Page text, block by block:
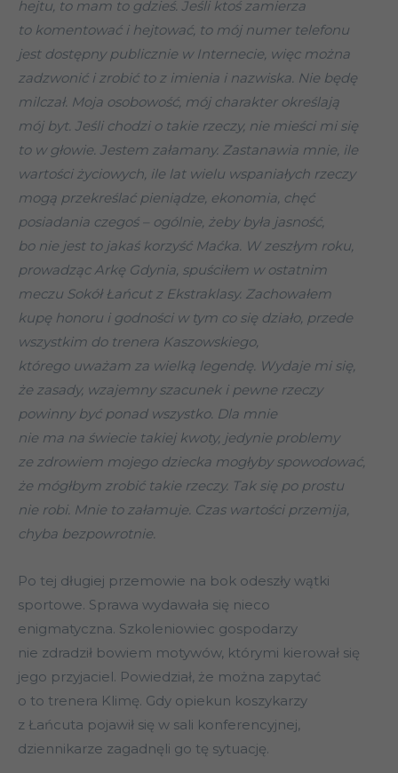
hejtu, to mam to gdzieś. Jeśli ktoś zamierza
to komentować i hejtować, to mój numer telefonu
jest dostępny publicznie w Internecie, więc można
zadzwonić i zrobić to z imienia i nazwiska. Nie będę
milczał. Moja osobowość, mój charakter określają
mój byt. Jeśli chodzi o takie rzeczy, nie mieści mi się
to w głowie. Jestem załamany. Zastanawia mnie, ile
wartości życiowych, ile lat wielu wspaniałych rzeczy
mogą przekreślać pieniądze, ekonomia, chęć
posiadania czegoś – ogólnie, żeby była jasność,
bo nie jest to jakaś korzyść Maćka. W zeszłym roku,
prowadząc Arkę Gdynia, spuściłem w ostatnim
meczu Sokół Łańcut z Ekstraklasy. Zachowałem
kupę honoru i godności w tym co się działo, przede
wszystkim do trenera Kaszowskiego,
którego uważam za wielką legendę. Wydaje mi się,
że zasady, wzajemny szacunek i pewne rzeczy
powinny być ponad wszystko. Dla mnie
nie ma na świecie takiej kwoty, jedynie problemy
ze zdrowiem mojego dziecka mogłyby spowodować,
że mógłbym zrobić takie rzeczy. Tak się po prostu
nie robi. Mnie to załamuje. Czas wartości przemija,
chyba bezpowrotnie.
Po tej długiej przemowie na bok odeszły wątki
sportowe. Sprawa wydawała się nieco
enigmatyczna. Szkoleniowiec gospodarzy
nie zdradził bowiem motywów, którymi kierował się
jego przyjaciel. Powiedział, że można zapytać
o to trenera Klimę. Gdy opiekun koszykarzy
z Łańcuta pojawił się w sali konferencyjnej,
dziennikarze zagadnęli go tę sytuację.